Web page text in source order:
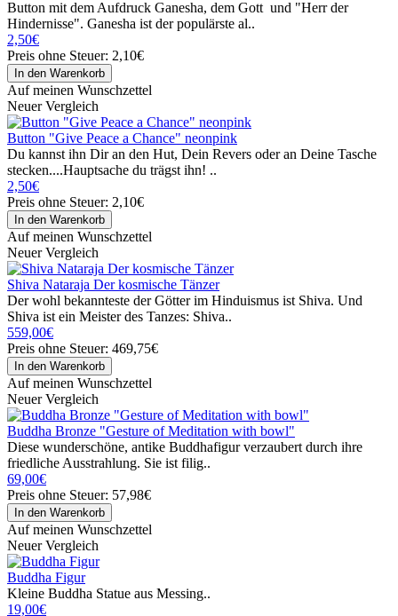
Button mit dem Aufdruck Ganesha, dem Gott und "Herr der
Hindernisse". Ganesha ist der populärste al..
2,50€
Preis ohne Steuer: 2,10€
Auf meinen Wunschzettel
Neuer Vergleich
Button "Give Peace a Chance" neonpink
Du kannst ihn Dir an den Hut, Dein Revers oder an Deine Tasche
stecken....Hauptsache du trägst ihn! ..
2,50€
Preis ohne Steuer: 2,10€
Auf meinen Wunschzettel
Neuer Vergleich
Shiva Nataraja Der kosmische Tänzer
Der wohl bekannteste der Götter im Hinduismus ist Shiva. Und
Shiva ist ein Meister des Tanzes: Shiva..
559,00€
Preis ohne Steuer: 469,75€
Auf meinen Wunschzettel
Neuer Vergleich
Buddha Bronze "Gesture of Meditation with bowl"
Diese wunderschöne, antike Buddhafigur verzaubert durch ihre
friedliche Ausstrahlung. Sie ist filig..
69,00€
Preis ohne Steuer: 57,98€
Auf meinen Wunschzettel
Neuer Vergleich
Buddha Figur
Kleine Buddha Statue aus Messing..
19,00€